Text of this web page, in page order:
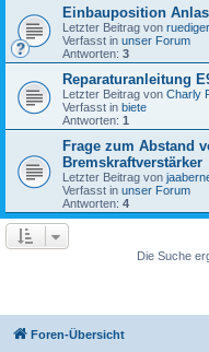
Einbauposition
Letzter Beitrag von
Verfasst in unser Forum
Antworten: 3
Reparaturanleitung
Letzter Beitrag von Charly
Verfasst in biete
Antworten: 1
Frage zum Abstand
Bremskraftverstärker
Letzter Beitrag von
Verfasst in unser Forum
Antworten: 4
Die Suche
Foren-Übersicht